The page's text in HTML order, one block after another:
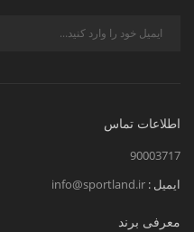
اطلاعات تماس
90003717
ایمیل : info@sportland.ir
معرفی برند